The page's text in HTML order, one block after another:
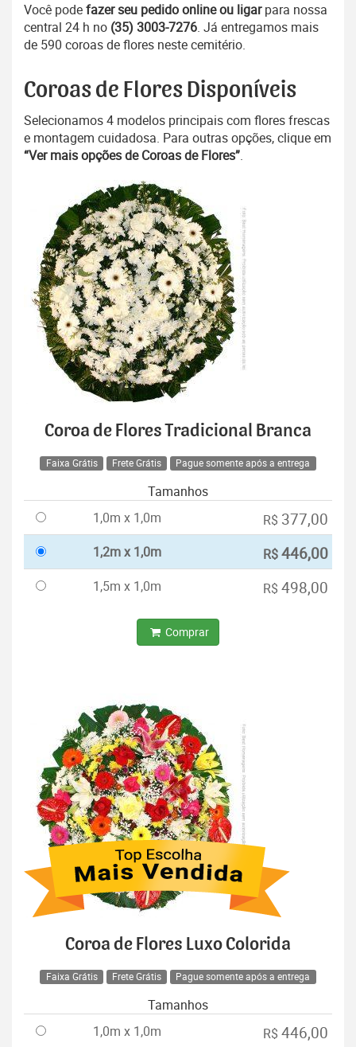
Você podefazer seu pedido online ou ligarpara nossa
central 24 h no (35) 3003-7276. Já entregamos mais
de 590 coroas de flores neste cemitério.
Coroas de Flores Disponíveis
Selecionamos 4 modelos principais com flores frescas
e montagem cuidadosa. Para outras opções, clique em
“Ver mais opções de Coroas de Flores”.
Coroa de Flores Tradicional Branca
Faixa Grátis Frete Grátis Pague somente após a entrega
Tamanhos
1,0m x 1,0m
R$ 377,00
1,2m x 1,0m R$446,00
1,5m x 1,0m R$ 498,00
Comprar
Coroa de Flores Luxo Colorida
Faixa Grátis Frete Grátis Pague somente após a entrega
Tamanhos
1,0m x 1,0m
R$ 446,00